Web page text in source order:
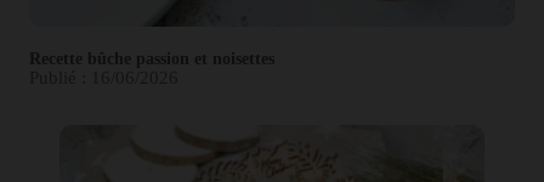
Recette bûche passion et noisettes